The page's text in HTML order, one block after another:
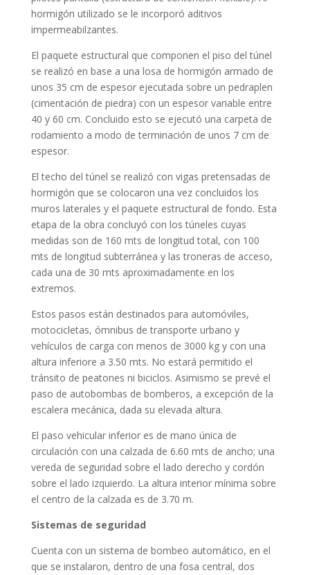
hormigón utilizado se le incorporó aditivos
impermeabilzantes.
El paquete estructural que componen el piso del túnel
se realizó en base a una losa de hormigón armado de
unos 35 cm de espesor ejecutada sobre un pedraplen
(cimentación de piedra) con un espesor variable entre
40 y 60 cm. Concluido esto se ejecutó una carpeta de
rodamiento a modo de terminación de unos 7 cm de
espesor.
El techo del túnel se realizó con vigas pretensadas de
hormigón que se colocaron una vez concluidos los
muros laterales y el paquete estructural de fondo. Esta
etapa de la obra concluyó con los túneles cuyas
medidas son de 160 mts de longitud total, con 100
mts de longitud subterránea y las troneras de acceso,
cada una de 30 mts aproximadamente en los
extremos.
Estos pasos están destinados para automóviles,
motocicletas, ómnibus de transporte urbano y
vehículos de carga con menos de 3000 kg y con una
altura inferiore a 3.50 mts. No estará permitido el
tránsito de peatones ni biciclos. Asimismo se prevé el
paso de autobombas de bomberos, a excepción de la
escalera mecánica, dada su elevada altura.
El paso vehicular inferior es de mano única de
circulación con una calzada de 6.60 mts de ancho; una
vereda de seguridad sobre el lado derecho y cordón
sobre el lado izquierdo. La altura interior mínima sobre
el centro de la calzada es de 3.70 m.
Sistemas de seguridad
Cuenta con un sistema de bombeo automático, en el
que se instalaron, dentro de una fosa central, dos